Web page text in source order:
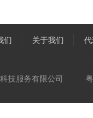
们 关于我们
技服务有限公司